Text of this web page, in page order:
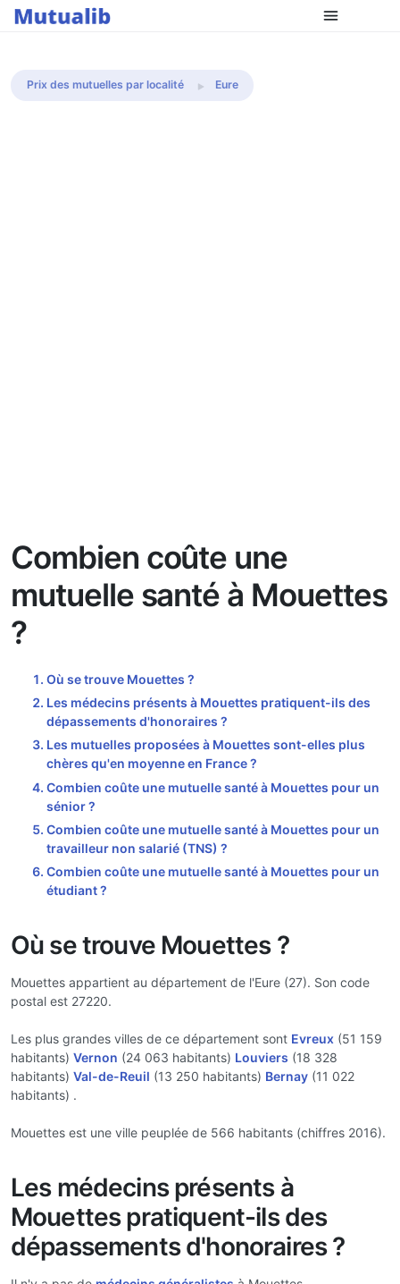
Comparer les mutuelles
Prix des mutuelles par localité Eure
Combien coûte une
mutuelle santé à Mouettes
?
Où se trouve Mouettes ?
Les médecins présents à Mouettes pratiquent-ils des
dépassements d'honoraires ?
Les mutuelles proposées à Mouettes sont-elles plus
chères qu'en moyenne en France ?
Combien coûte une mutuelle santé à Mouettes pour un
sénior ?
Combien coûte une mutuelle santé à Mouettes pour un
travailleur non salarié (TNS) ?
Combien coûte une mutuelle santé à Mouettes pour un
étudiant ?
Où se trouve Mouettes ?
Mouettes appartient au département de l'Eure (27). Son code
postal est 27220.
Les plus grandes villes de ce département sont Evreux (51 159
habitants) Vernon (24 063 habitants) Louviers (18 328
habitants) Val-de-Reuil (13 250 habitants) Bernay (11 022
habitants) .
Mouettes est une ville peuplée de 566 habitants (chiffres 2016).
Les médecins présents à
Mouettes pratiquent-ils des
dépassements d'honoraires ?